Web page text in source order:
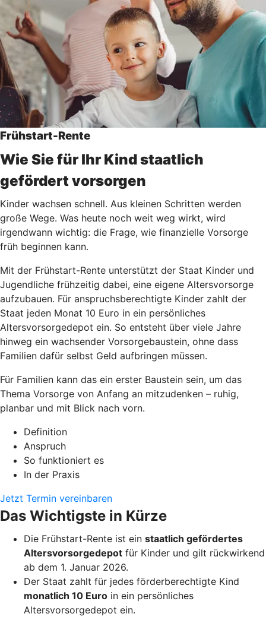
Frühstart-Rente
Wie Sie für Ihr Kind staatlich
gefördert vorsorgen
Kinder wachsen schnell. Aus kleinen Schritten werden
große Wege. Was heute noch weit weg wirkt, wird
irgendwann wichtig: die Frage, wie finanzielle Vorsorge
früh beginnen kann.
Mit der Frühstart-Rente unterstützt der Staat Kinder und
Jugendliche frühzeitig dabei, eine eigene Altersvorsorge
aufzubauen. Für anspruchsberechtigte Kinder zahlt der
Staat jeden Monat 10 Euro in ein persönliches
Altersvorsorgedepot ein. So entsteht über viele Jahre
hinweg ein wachsender Vorsorgebaustein, ohne dass
Familien dafür selbst Geld aufbringen müssen.
Für Familien kann das ein erster Baustein sein, um das
Thema Vorsorge von Anfang an mitzudenken – ruhig,
planbar und mit Blick nach vorn.
Definition
Anspruch
So funktioniert es
In der Praxis
Jetzt Termin vereinbaren
Das Wichtigste in Kürze
Die Frühstart-Rente ist ein staatlich gefördertes
Altersvorsorgedepot für Kinder und gilt rückwirkend
ab dem 1. Januar 2026.
Der Staat zahlt für jedes förderberechtigte Kind
monatlich 10 Euro in ein persönliches
Altersvorsorgedepot ein.